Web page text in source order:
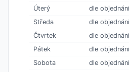
Úterý
dle objednání
Středa
dle objednání
Čtvrtek
dle objednání
Pátek
dle objednání
Sobota
dle objednání